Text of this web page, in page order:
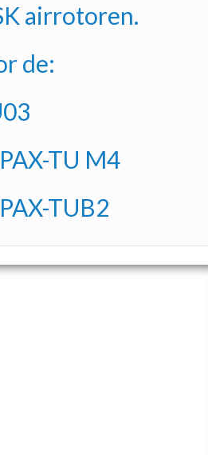
airrotoren.
de:
TU M4
TUB2